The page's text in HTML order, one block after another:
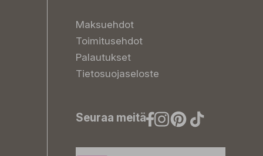
Maksuehdot
Toimitusehdot
Palautukset
Tietosuojaseloste
Seuraa meitä